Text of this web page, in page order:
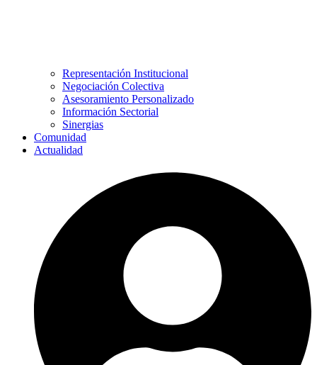
Representación Institucional
Negociación Colectiva
Asesoramiento Personalizado
Información Sectorial
Sinergias
Comunidad
Actualidad